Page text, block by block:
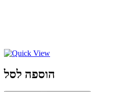
הוספה לסל